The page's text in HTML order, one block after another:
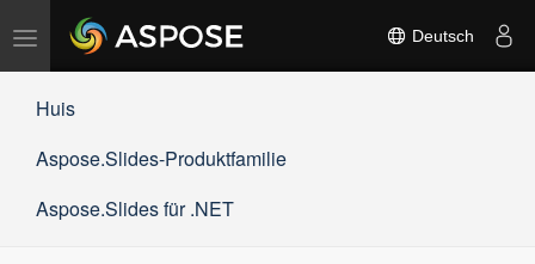
Navigation
umschalten
Deutsch
Huis
Aspose.Slides-Produktfamilie
Aspose.Slides für .NET